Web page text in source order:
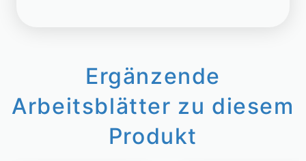
Ergänzende
Arbeitsblätter zu diesem
Produkt